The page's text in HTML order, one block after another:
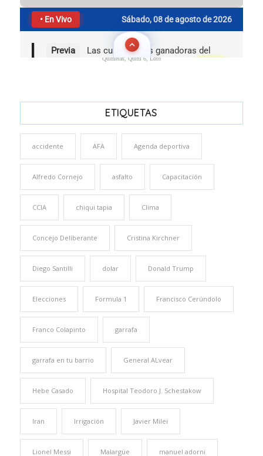
Quinielas, Quini 6, Loto
ETIQUETAS
accidente AFA Agenda deportiva
Alfredo Cornejo asfalto Capacitación
CCIA chiqui tapia Clima
Concejo Deliberante Cristina Kirchner
Diego Santilli dolar Donald Trump
Elecciones Formula 1 Francisco Cerúndolo
Franco Colapinto garrafa
garrafa en tu barrio General ALvear
Hebe Casado Hospital Teodoro J. Schestakow
Iran Irrigación Javier Milei
Lionel Messi Malargüe manuel adorni